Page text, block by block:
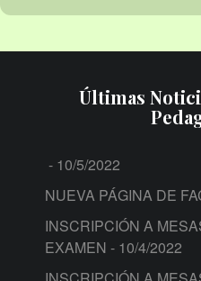
Últimas
- 10/5/2022
NUEVA PÁGINA DE
INSCRIPCIÓN A
EXAMEN - 10/4/2022